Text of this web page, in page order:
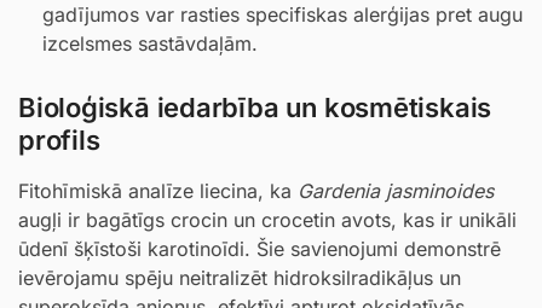
gadījumos var rasties specifiskas alerģijas pret augu
izcelsmes sastāvdaļām.
Bioloģiskā iedarbība un kosmētiskais
profils
Fitohīmiskā analīze liecina, ka Gardenia jasminoides
augļi ir bagātīgs crocin un crocetin avots, kas ir unikāli
ūdenī šķīstoši karotinoīdi. Šie savienojumi demonstrē
ievērojamu spēju neitralizēt hidroksilradikāļus un